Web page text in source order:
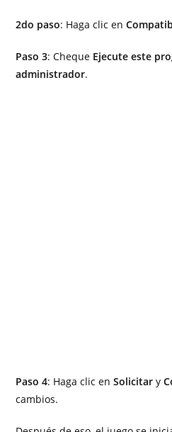
2do paso: Haga clic en
Paso 3: Cheque Ejecute este
administrador.
Paso 4: Haga clic enSolicitar y
cambios.